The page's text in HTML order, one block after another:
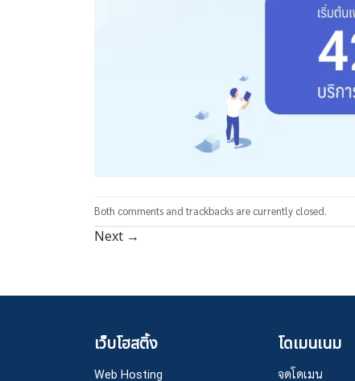
Both comments and trackbacks are currently closed.
Next →
เว็บโฮสติ้ง
Web Hosting
โดเมนเนม
จดโดเมน